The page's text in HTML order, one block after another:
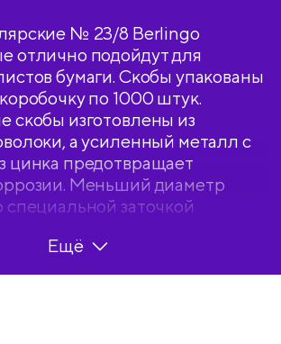
№ 23/8 Berlingo
отлично подойдут для
бумаги. Скобы упакованы
по 1000 штук.
скобы изготовлены из
а усиленный металл с
цинка предотвращает
Меньший диаметр
специальной заточкой
специальному клею скобы
не рассыпаются при падении.
Ещё